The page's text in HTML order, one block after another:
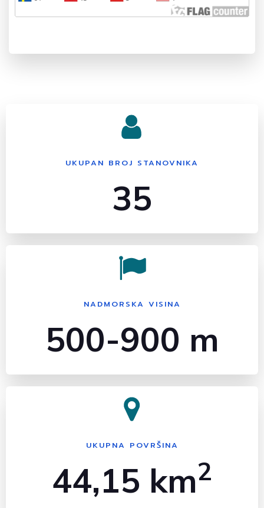
UKUPAN BROJ STANOVNIKA
35
NADMORSKA VISINA
500-900 m
UKUPNA POVRŠINA
44,15 km2